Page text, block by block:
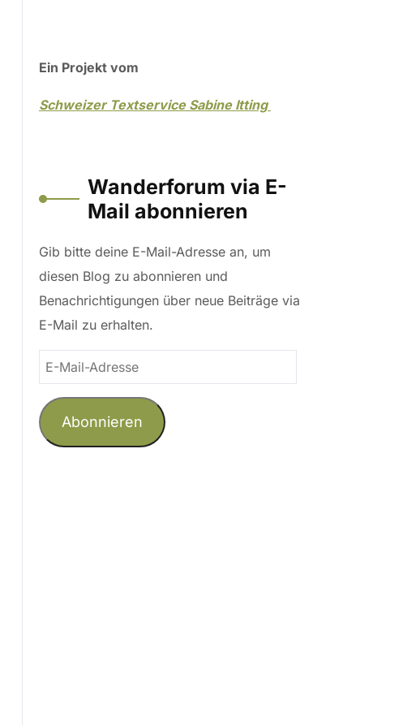
Ein Projekt vom
Schweizer Textservice Sabine Itting
Wanderforum via E-
Mail abonnieren
Gib bitte deine E-Mail-Adresse an, um
diesen Blog zu abonnieren und
Benachrichtigungen über neue Beiträge via
E-Mail zu erhalten.
E-
Mail-
Adresse
Abonnieren